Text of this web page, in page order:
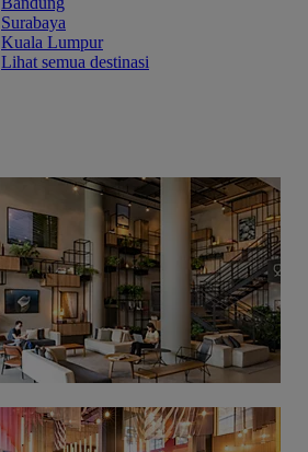
Surabaya
Kuala Lumpur
Lihat semua destinasi